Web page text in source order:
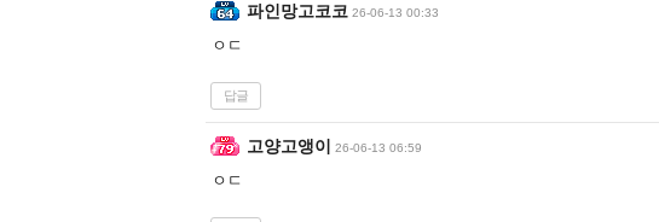
파인망고코코 26-06-13 00:33
ㅇㄷ
답글
고양고앵이 26-06-13 06:59
ㅇㄷ